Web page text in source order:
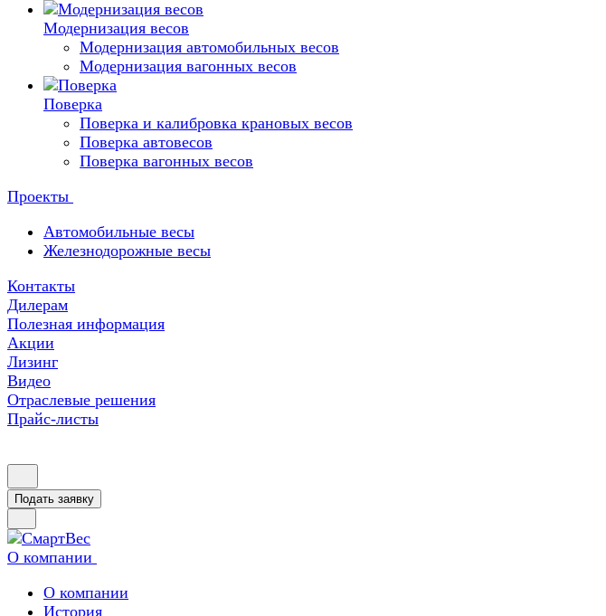
Модернизация весов
Модернизация автомобильных весов
Модернизация вагонных весов
Поверка
Поверка и калибровка крановых весов
Поверка автовесов
Поверка вагонных весов
Проекты
Автомобильные весы
Железнодорожные весы
Контакты
Дилерам
Полезная информация
Акции
Лизинг
Видео
Отраслевые решения
Прайс-листы
Подать заявку
О компании
О компании
История